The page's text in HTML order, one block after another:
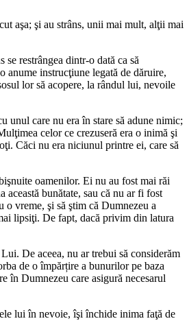
aşa; şi au strâns, unii mai mult, alţii mai
restrângea dintr-o dată ca să
anume instrucţiune legată de dăruire,
lor să acopere, la rândul lui, nevoile
unul care nu era în stare să adune nimic;
celor ce crezuseră era o inimă şi
Căci nu era niciunul printre ei, care să
oamenilor. Ei nu au fost mai răi
bunătate, sau că nu ar fi fost
o vreme, şi să ştim că Dumnezeu a
lipsiţi. De fapt, dacă privim din latura
De aceea, nu ar trebui să considerăm
de o împărțire a bunurilor pe baza
în Dumnezeu care asigură necesarul
lui în nevoie, îşi închide inima faţă de